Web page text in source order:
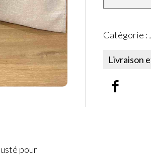
Catégorie :
Livraison
pour